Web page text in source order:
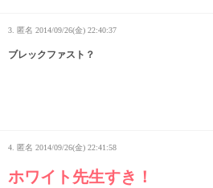
3. 匿名 2014/09/26(金) 22:40:37
ブレックファスト？
4. 匿名 2014/09/26(金) 22:41:58
ホワイト先生すき！